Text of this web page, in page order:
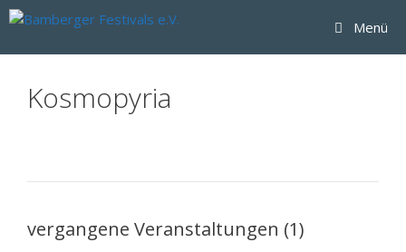
Zum
springen
Menü
Kosmopyria
vergangene Veranstaltungen (1)